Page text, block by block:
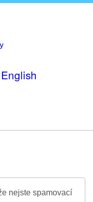
English
nejste spamovací